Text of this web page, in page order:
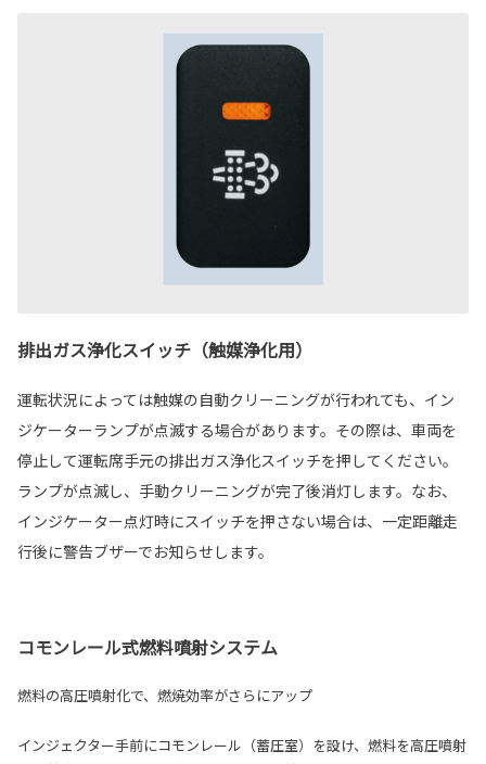
排出ガス浄化スイッチ（触媒浄化用）
運転状況によっては触媒の自動クリーニングが行われても、イン
ジケーターランプが点滅する場合があります。その際は、車両を
停止して運転席手元の排出ガス浄化スイッチを押してください。
ランプが点滅し、手動クリーニングが完了後消灯します。なお、
インジケーター点灯時にスイッチを押さない場合は、一定距離走
行後に警告ブザーでお知らせします。
コモンレール式燃料噴射システム
燃料の高圧噴射化で、燃焼効率がさらにアップ
インジェクター手前にコモンレール（蓄圧室）を設け、燃料を高圧噴射